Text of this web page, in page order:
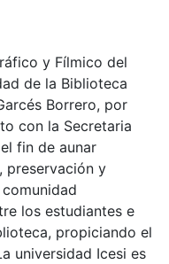
y Fílmico del
de la Biblioteca
Borrero, por
con la Secretaria
fin de aunar
preservación y
los estudiantes e
propiciando el
universidad Icesi es